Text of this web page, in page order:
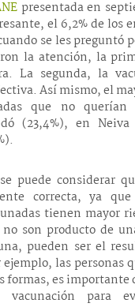
presentada en
el 6,2% de los
se les preguntó
la atención, la
La segunda, la
Así mismo, el
que no querían
(23,4%), en
puede considerar
correcta, ya
tienen mayor
no son producto de
pueden ser el
las personas
formas, es
vacunación para